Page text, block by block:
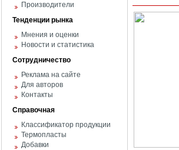
Производители
Тенденции рынка
Мнения и оценки
Новости и статистика
Сотрудничество
Реклама на сайте
Для авторов
Контакты
Справочная
Классификатор продукции
Термопласты
Добавки